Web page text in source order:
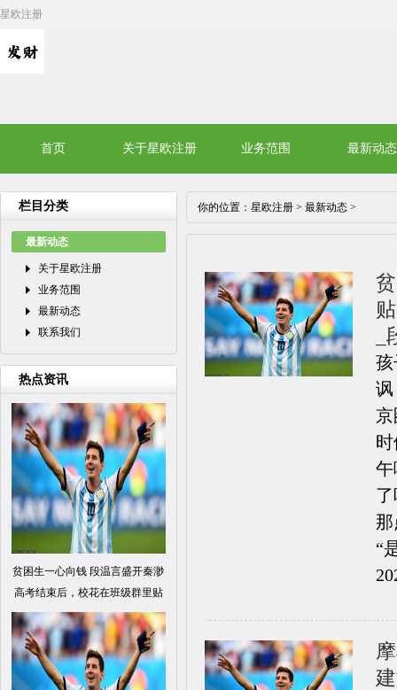
星欧注册
首页 关于星欧注册 业务范围 最新动态
栏目分类
最新动态
关于星欧注册
业务范围
最新动态
联系我们
热点资讯
贫困生一心向钱 段温言盛开秦渺
高考结束后，校花在班级群里贴
你的位置： 星欧注册 > 最新动态 >
孩
讽
午
“